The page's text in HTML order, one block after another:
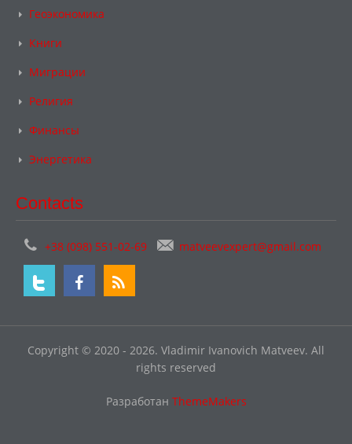
Геоэкономика
Книги
Миграции
Религия
Финансы
Энергетика
Contacts
+38 (098) 551-02-69 matveevexpert@gmail.com
Copyright © 2020 - 2026. Vladimir Ivanovich Matveev. All
rights reserved
Разработан ThemeMakers